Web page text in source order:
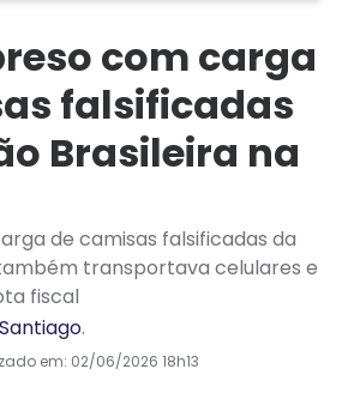
com carga
falsificadas
Brasileira na
de camisas falsificadas da
transportava celulares e
fiscal
.
em: 02/06/2026 18h13